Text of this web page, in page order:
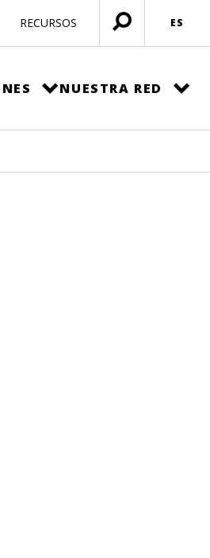
RECURSOS
Menú
abierto
ES
NUESTRA RED